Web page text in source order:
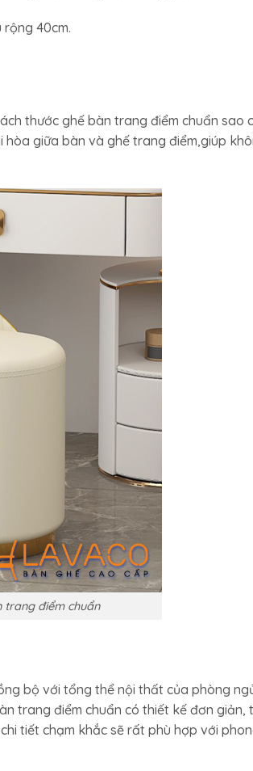
rộng 40cm.
thước ghế bàn trang điểm chuẩn sao
giữa bàn và ghế trang điểm,giúp
trang điểm chuẩn
bộ với tổng thể nội thất của phòng
trang điểm chuẩn có thiết kế đơn giản,
tiết chạm khắc sẽ rất phù hợp với